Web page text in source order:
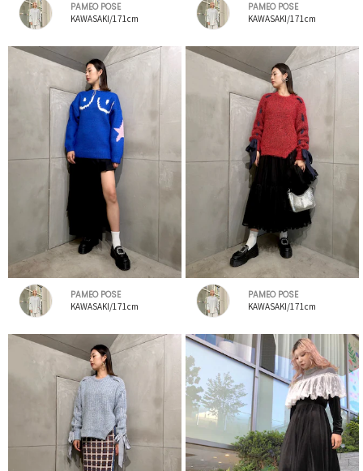
PAMEO POSE
KAWASAKI/171cm
PAMEO POSE
KAWASAKI/171cm
PAMEO POSE
KAWASAKI/171cm
PAMEO POSE
KAWASAKI/171cm